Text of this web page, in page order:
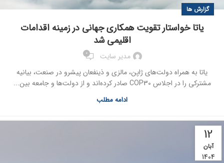
گزارش ها
یاتا خواستار تقویت همکاری جهانی در زمینه اقدامات
اقلیمی شد
مدیر سایت 0
یاتا به همراه دولت‌های ژاپن، مالزی و ذینفعان پیشرو در صنعت، بیانیه
مشترکی را در اجلاس COP30 صادر کرده‌اند و از دولت‌ها و جامعه بین...
ادامه مطلب
12
آبان
1404